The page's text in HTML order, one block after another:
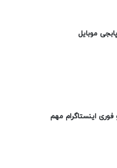
موبایل
اینستاگرام مهم